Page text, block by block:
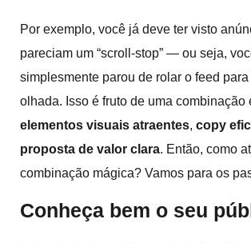
Por exemplo, você já deve ter visto
pareciam um “scroll-stop” — ou seja,
simplesmente parou de rolar o feed para
olhada. Isso é fruto de uma combinação
elementos visuais atraentes,copy
proposta de valor clara. Então, como
combinação mágica? Vamos para os
Conheça bem o seu